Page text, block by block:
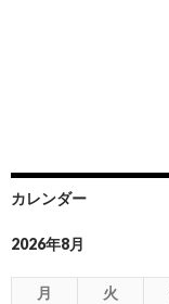
カレンダー
2026年8月
月 火